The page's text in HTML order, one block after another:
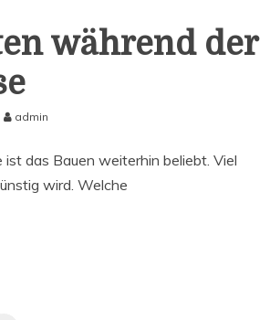
während der
admin
das Bauen weiterhin beliebt. Viel
wird. Welche